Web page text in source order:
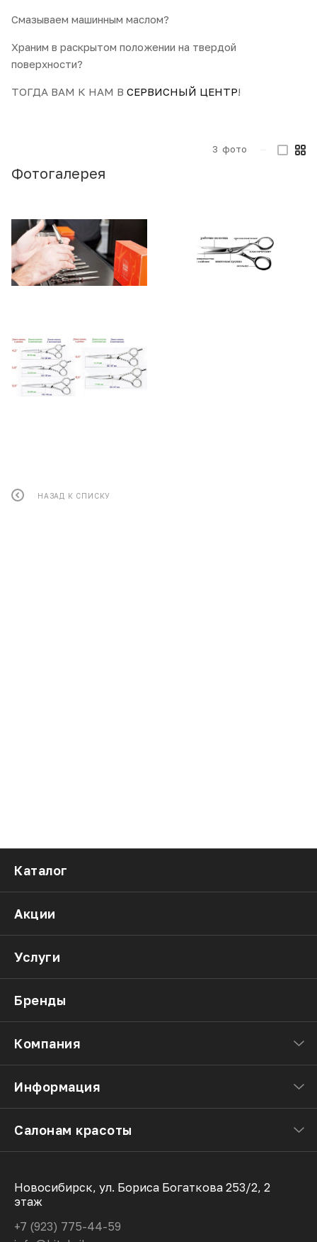
Смазываем машинным маслом?
Храним в раскрытом положении на твердой
поверхности?
ТОГДА ВАМ К НАМ В СЕРВИСНЫЙ ЦЕНТР!
Фотогалерея
3 фото
НАЗАД К СПИСКУ
Каталог
Акции
Услуги
Бренды
Компания
Информация
Салонам красоты
Новосибирск, ул. Бориса Богаткова 253/2, 2
этаж
+7 (923) 775-44-59